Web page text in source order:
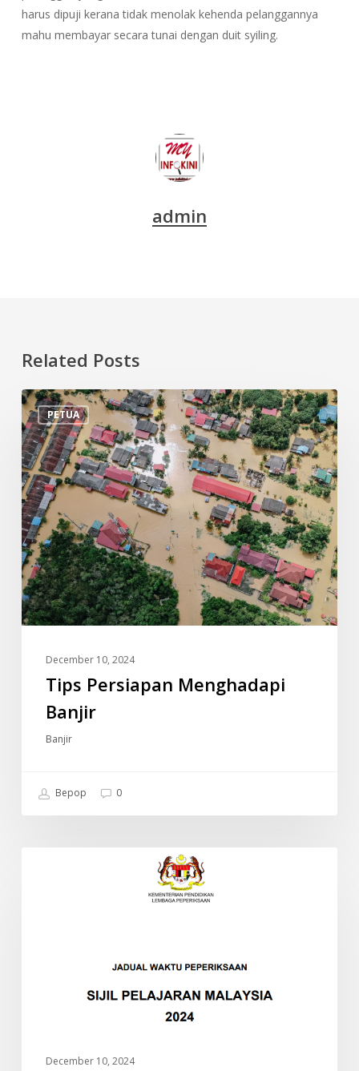
harus dipuji kerana tidak menolak kehenda pelanggannya
mahu membayar secara tunai dengan duit syiling.
admin
Related Posts
PETUA
Tips
Persiapan
Menghadapi
Banjir
December 10, 2024
Tips Persiapan Menghadapi
Banjir
Banjir
Bepop 0
December 10, 2024